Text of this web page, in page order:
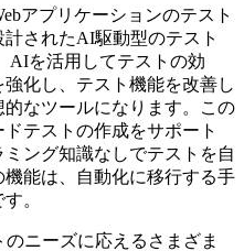
アプリケーションのテスト
されたAI駆動型のテスト
AIを活用してテストの効
化し、テスト機能を改善し
なツールになります。この
テストの作成をサポート
ング知識なしでテストを自
能は、自動化に移行する手
。
ニーズに応えるさまざま